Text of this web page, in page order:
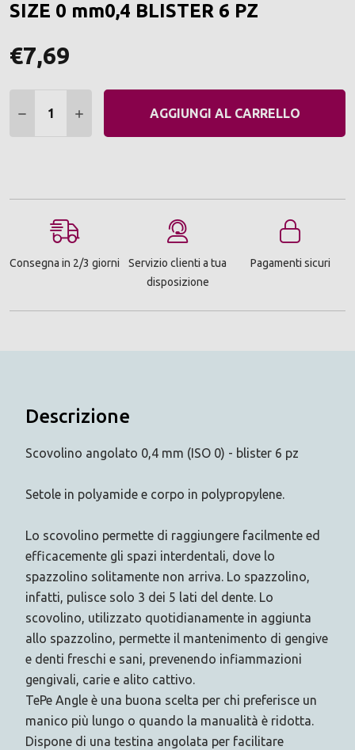
SIZE 0 mm0,4 BLISTER 6 PZ
€7,69
DIMINUIRE QUANTITÀ:
AUMENTARE QUANTITÀ:
AGGIUNGI AL CARRELLO
Consegna in 2/3 giorni
Servizio clienti a tua
disposizione
Pagamenti sicuri
Descrizione
Scovolino angolato 0,4 mm (ISO 0) - blister 6 pz
Setole in polyamide e corpo in polypropylene.
Lo scovolino permette di raggiungere facilmente ed
efficacemente gli spazi interdentali, dove lo
spazzolino solitamente non arriva. Lo spazzolino,
infatti, pulisce solo 3 dei 5 lati del dente. Lo
scovolino, utilizzato quotidianamente in aggiunta
allo spazzolino, permette il mantenimento di gengive
e denti freschi e sani, prevenendo infiammazioni
gengivali, carie e alito cattivo.
TePe Angle è una buona scelta per chi preferisce un
manico più lungo o quando la manualità è ridotta.
Dispone di una testina angolata per facilitare